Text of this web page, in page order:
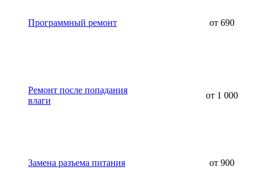
Программный ремонт от 690
Ремонт после попадания
влаги
от 1 000
Замена разъема питания от 900